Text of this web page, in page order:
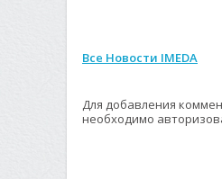
Все Новости IMEDA
Для добавления
необходимо